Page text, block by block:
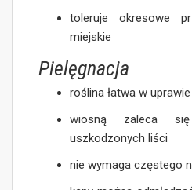
toleruje okresowe
miejskie
Pielęgnacja
roślina łatwa w
wiosną zaleca
uszkodzonych liści
nie wymaga częstego